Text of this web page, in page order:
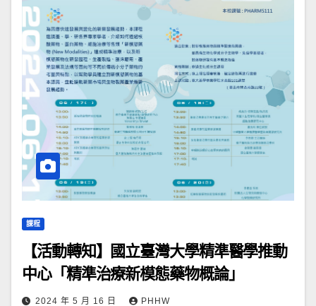
課程
【活動轉知】國立臺灣大學精準醫學推動
中心「精準治療新模態藥物概論」
2024 年 5 月 16 日 PHHW